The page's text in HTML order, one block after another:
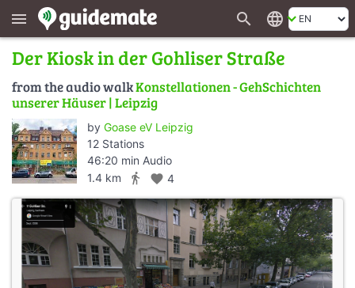
menu search language
Der Kiosk in der Gohliser Straße
from the audio walkKonstellationen - GehSchichten
unserer Häuser | Leipzig
by Goase eV Leipzig
12 Stations
46:20 min Audio
1.4 km
directions_walk favorite 4